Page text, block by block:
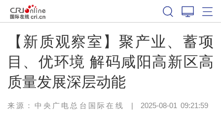
【新质观察室】聚产业、蓄项
目、优环境 解码咸阳高新区高
质量发展深层动能
来源：中央广电总台国际在线 | 2025-08-01 09:21:59